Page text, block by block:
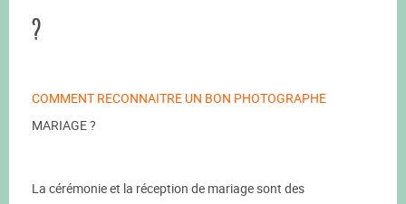
?
COMMENT RECONNAITRE UN BON PHOTOGRAPHE
MARIAGE ?
La cérémonie et la réception de mariage sont des